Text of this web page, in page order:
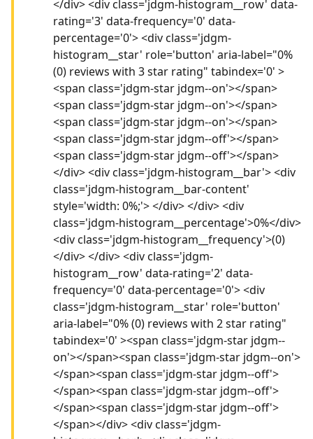
</div> <div class='jdgm-histogram__row' data-
rating='3' data-frequency='0' data-
percentage='0'> <div class='jdgm-
histogram__star' role='button' aria-label="0%
(0) reviews with 3 star rating" tabindex='0' >
<span class='jdgm-star jdgm--on'></span>
<span class='jdgm-star jdgm--on'></span>
<span class='jdgm-star jdgm--on'></span>
<span class='jdgm-star jdgm--off'></span>
<span class='jdgm-star jdgm--off'></span>
</div> <div class='jdgm-histogram__bar'> <div
class='jdgm-histogram__bar-content'
style='width: 0%;'> </div> </div> <div
class='jdgm-histogram__percentage'>0%</div>
<div class='jdgm-histogram__frequency'>(0)
</div> </div> <div class='jdgm-
histogram__row' data-rating='2' data-
frequency='0' data-percentage='0'> <div
class='jdgm-histogram__star' role='button'
aria-label="0% (0) reviews with 2 star rating"
tabindex='0' ><span class='jdgm-star jdgm--
on'></span><span class='jdgm-star jdgm--on'>
</span><span class='jdgm-star jdgm--off'>
</span><span class='jdgm-star jdgm--off'>
</span><span class='jdgm-star jdgm--off'>
</span></div> <div class='jdgm-